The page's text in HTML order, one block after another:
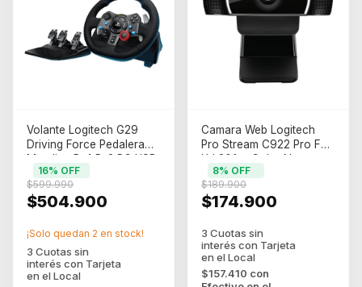
Volante Logitech G29
Driving Force Pedalera
Metalica Ps4 Ps3 PC USB
$504.900
$599.990
16% OFF
¡Solo quedan 2 en stock!
Camara Web Logitech
Pro Stream C922 Pro Full
Hd 30fps Color Negro
$174.900
$189.900
8% OFF
$157.410 con